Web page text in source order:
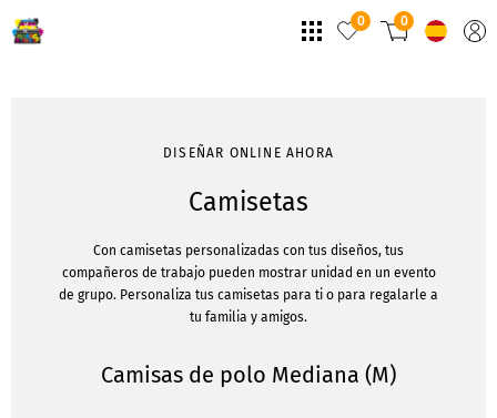
0 0
DISEÑAR ONLINE AHORA
Camisetas
Con camisetas personalizadas con tus diseños, tus
compañeros de trabajo pueden mostrar unidad en un evento
de grupo. Personaliza tus camisetas para ti o para regalarle a
tu familia y amigos.
Camisas de polo Mediana (M)